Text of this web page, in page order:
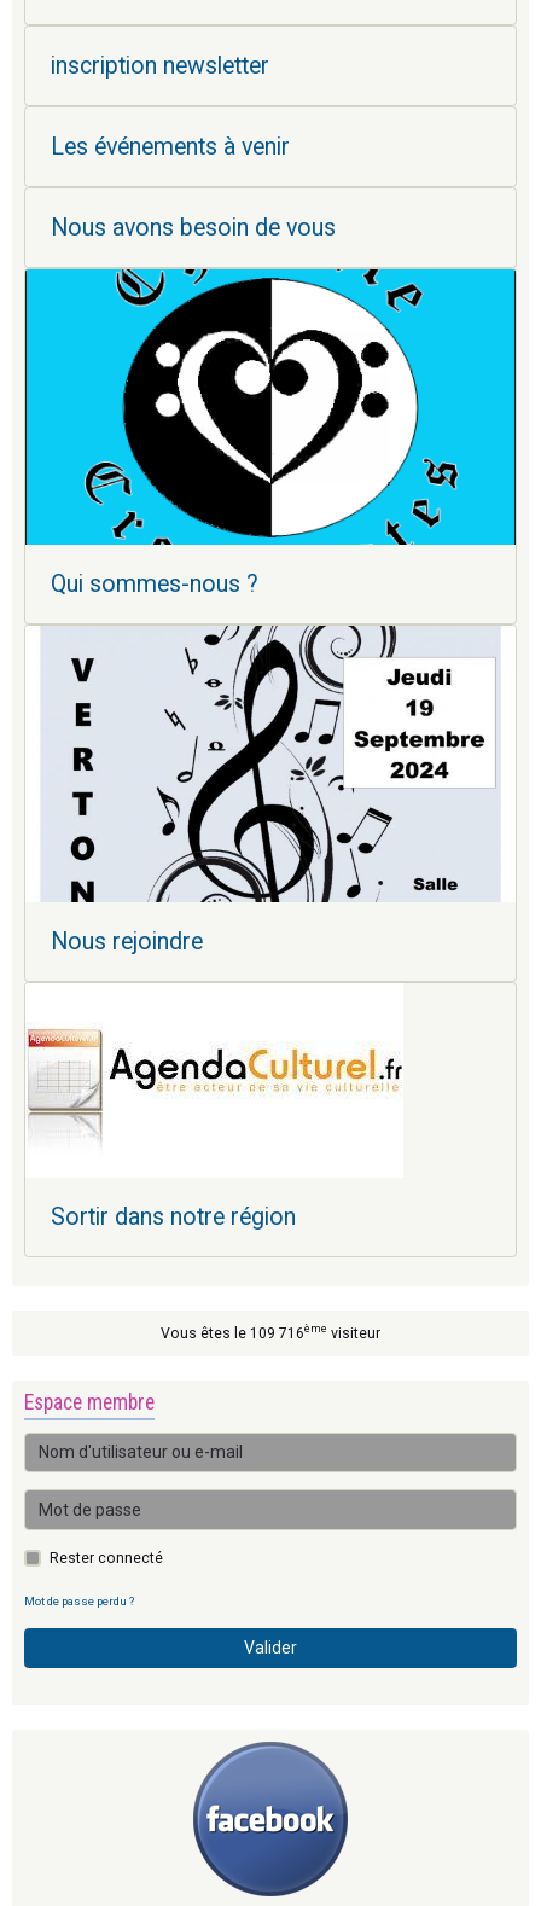
inscription newsletter
Les événements à venir
Nous avons besoin de vous
Qui sommes-nous ?
Nous rejoindre
Sortir dans notre région
Vous êtes le 109 716ème visiteur
Espace membre
Rester connecté
Mot de passe perdu ?
Valider